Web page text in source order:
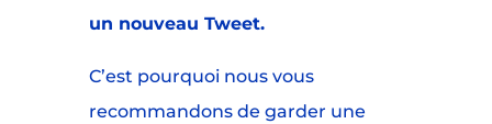
un nouveau Tweet.
C’est pourquoi nous vous
recommandons de garder une